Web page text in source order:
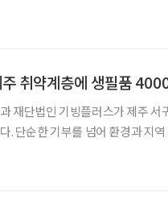
취약계층에 생필품
재단법인 기빙플러스가 제주 서
. 단순한 기부를 넘어 환경과 지